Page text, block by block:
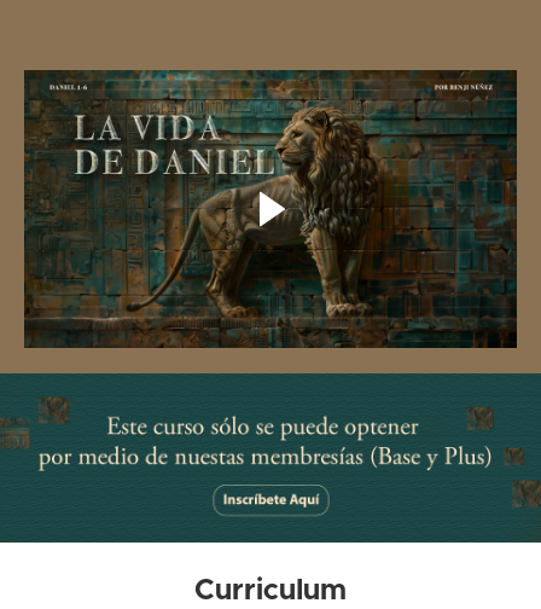
Curriculum